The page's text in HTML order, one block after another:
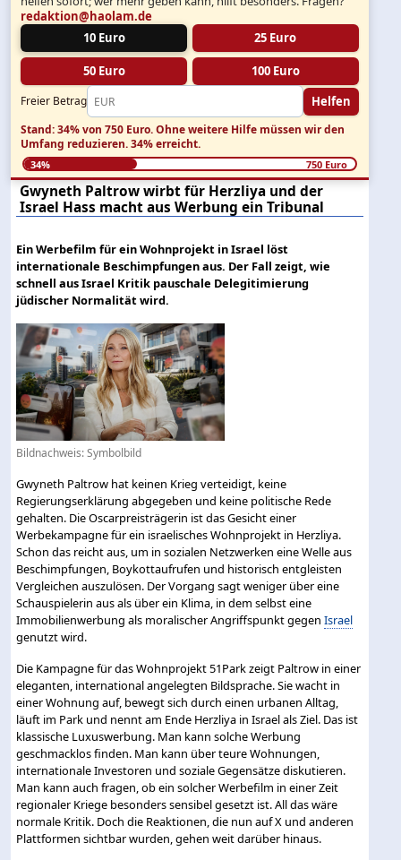
redaktion@haolam.de
10 Euro
25 Euro
50 Euro 100 Euro
Freier Betrag Helfen
Stand: 34% von 750 Euro.Ohne weitere Hilfe müssen wir den
Umfang reduzieren.34% erreicht.
34% 750 Euro
Gwyneth Paltrow wirbt für Herzliya und der
Israel Hass macht aus Werbung ein Tribunal
Ein Werbefilm für ein Wohnprojekt in Israel löst
internationale Beschimpfungen aus. Der Fall zeigt, wie
schnell aus Israel Kritik pauschale Delegitimierung
jüdischer Normalität wird.
Bildnachweis: Symbolbild
Gwyneth Paltrow hat keinen Krieg verteidigt, keine
Regierungserklärung abgegeben und keine politische Rede
gehalten. Die Oscarpreisträgerin ist das Gesicht einer
Werbekampagne für ein israelisches Wohnprojekt in Herzliya.
Schon das reicht aus, um in sozialen Netzwerken eine Welle aus
Beschimpfungen, Boykottaufrufen und historisch entgleisten
Vergleichen auszulösen. Der Vorgang sagt weniger über eine
Schauspielerin aus als über ein Klima, in dem selbst eine
Immobilienwerbung als moralischer Angriffspunkt gegenIsrael
genutzt wird.
Die Kampagne für das Wohnprojekt 51Park zeigt Paltrow in einer
eleganten, international angelegten Bildsprache. Sie wacht in
einer Wohnung auf, bewegt sich durch einen urbanen Alltag,
läuft im Park und nennt am Ende Herzliya in Israel als Ziel. Das ist
klassische Luxuswerbung. Man kann solche Werbung
geschmacklos finden. Man kann über teure Wohnungen,
internationale Investoren und soziale Gegensätze diskutieren.
Man kann auch fragen, ob ein solcher Werbefilm in einer Zeit
regionaler Kriege besonders sensibel gesetzt ist. All das wäre
normale Kritik. Doch die Reaktionen, die nun auf X und anderen
Plattformen sichtbar wurden, gehen weit darüber hinaus.